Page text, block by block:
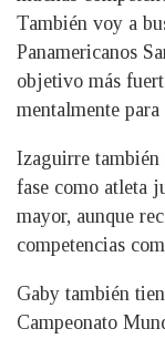
También voy a
Panamericanos
objetivo más
mentalmente
Izaguirre también
fase como atleta
mayor, aunque
competencias
Gaby también
Campeonato